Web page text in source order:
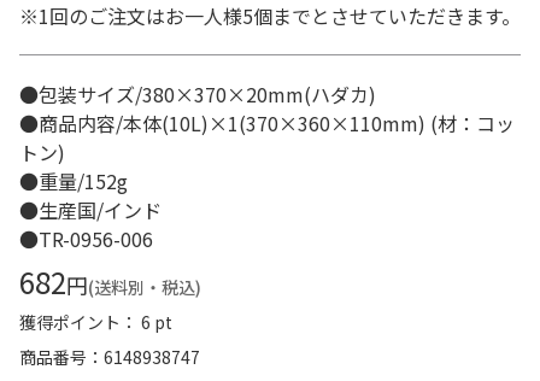
※1回のご注文はお一人様5個までとさせていただきます。
●包装サイズ/380×370×20mm(ハダカ)
●商品内容/本体(10L)×1(370×360×110mm) (材：コッ
トン)
●重量/152g
●生産国/インド
●TR-0956-006
682円(送料別・税込)
獲得ポイント： 6 pt
商品番号
6148938747